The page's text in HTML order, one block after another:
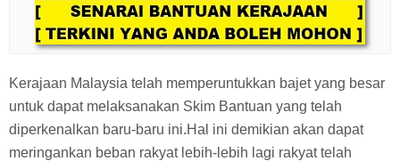
Kerajaan Malaysia telah memperuntukkan bajet yang besar
untuk dapat melaksanakan Skim Bantuan yang telah
diperkenalkan baru-baru ini.Hal ini demikian akan dapat
meringankan beban rakyat lebih-lebih lagi rakyat telah